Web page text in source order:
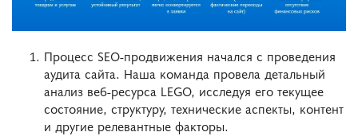
Процесс SEO-продвижения начался с проведения
аудита сайта. Наша команда провела детальный
анализ веб-ресурса LEGO, исследуя его текущее
состояние, структуру, технические аспекты, контент
и другие релевантные факторы.